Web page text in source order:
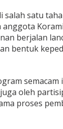
salah satu
anggota
berjalan
bentuk
oleh
proses